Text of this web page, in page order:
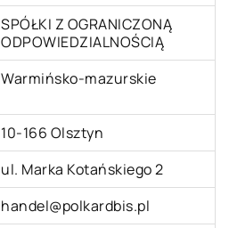
SPÓŁKI Z OGRANICZONĄ
ODPOWIEDZIALNOŚCIĄ
Warmińsko-mazurskie
10-166 Olsztyn
ul. Marka Kotańskiego 2
handel@polkardbis.pl